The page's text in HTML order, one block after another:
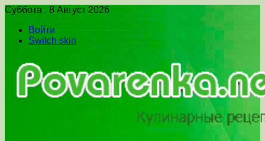
Суббота , 8 Август 2026
Войти
Switch skin